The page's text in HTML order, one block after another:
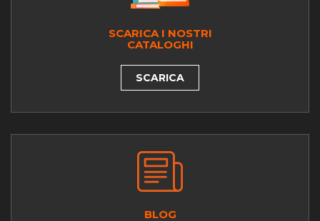
SCARICA I NOSTRI
CATALOGHI
SCARICA
BLOG